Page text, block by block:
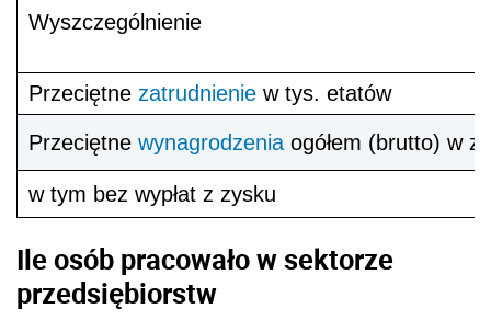
Wyszczególnienie
Przeciętne zatrudnienie w tys. etatów
Przeciętne wynagrodzenia ogółem (brutto) w zł
w tym bez wypłat z zysku
Ile osób pracowało w sektorze
przedsiębiorstw